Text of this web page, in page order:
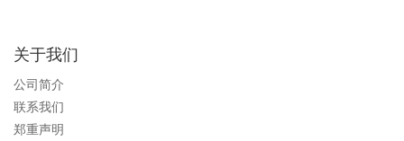
关于我们
公司简介
联系我们
郑重声明